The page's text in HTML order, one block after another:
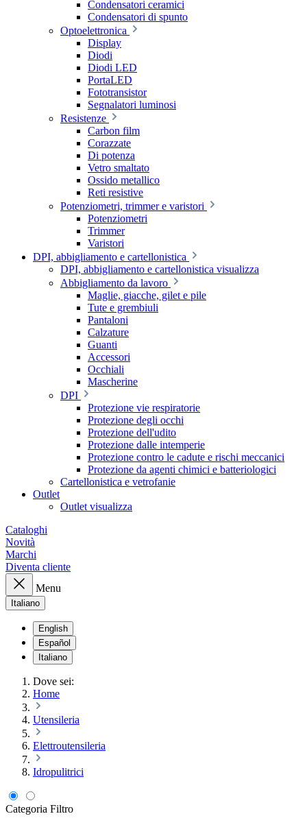
Condensatori ceramici
Condensatori di spunto
Optoelettronica
Display
Diodi
Diodi LED
PortaLED
Fototransistor
Segnalatori luminosi
Resistenze
Carbon film
Corazzate
Di potenza
Vetro smaltato
Ossido metallico
Reti resistive
Potenziometri, trimmer e varistori
Potenziometri
Trimmer
Varistori
DPI, abbigliamento e cartellonistica
DPI, abbigliamento e cartellonistica visualizza
Abbigliamento da lavoro
Maglie, giacche, gilet e pile
Tute e grembiuli
Pantaloni
Calzature
Guanti
Accessori
Occhiali
Mascherine
DPI
Protezione vie respiratorie
Protezione degli occhi
Protezione dell'udito
Protezione dalle intemperie
Protezione contro le cadute e rischi meccanici
Protezione da agenti chimici e batteriologici
Cartellonistica e vetrofanie
Outlet
Outlet visualizza
Cataloghi
Novità
Marchi
Diventa cliente
Menu
Italiano
English
Español
Italiano
Dove sei:
Home
Utensileria
Elettroutensileria
Idropulitrici
Categoria Filtro